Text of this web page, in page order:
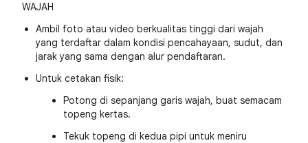
WAJAH
Ambil foto atau video berkualitas tinggi dari wajah
yang terdaftar dalam kondisi pencahayaan, sudut, dan
jarak yang sama dengan alur pendaftaran.
Untuk cetakan fisik:
Potong di sepanjang garis wajah, buat semacam
topeng kertas.
Tekuk topeng di kedua pipi untuk meniru